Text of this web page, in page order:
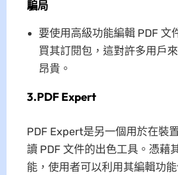
騙局
要使用高級功能編輯 PDF 文
買其訂閱包，這對許多用戶
昂貴。
3.PDF Expert
PDF Expert是另一個用於在裝
讀 PDF 文件的出色工具。憑藉
能，使用者可以利用其編輯功